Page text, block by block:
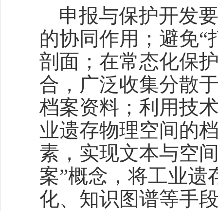
申报与保护开发
的协同作用；避免“
剖面；在常态化保
合，广泛收集分散
档案资料；利用技
业遗存物理空间的
素，实现文本与空
案”概念，将工业遗
化、知识图谱等手